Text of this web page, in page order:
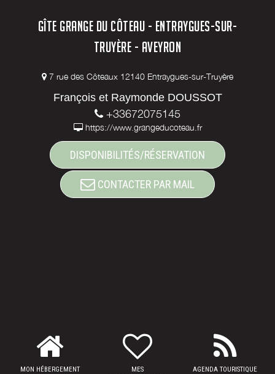
GÎTE GRANGE DU CÔTEAU - ENTRAYGUES-SUR-
TRUYÈRE - AVEYRON
7 rue des Côteaux 12140 Entraygues-sur-Truyère
François et Raymonde DOUSSOT
+33672075145
https://www.grangeducoteau.fr
DISPONIBILITÉS/RÉSERVATION
CONTACTER PAR MAIL
MON HÉBERGEMENT
MES
AGENDA TOURISTIQUE